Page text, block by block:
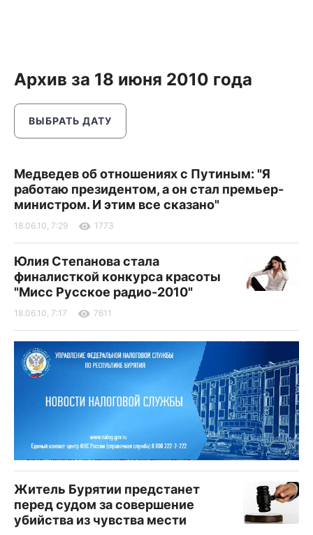
Архив за 18 июня 2010 года
ВЫБРАТЬ ДАТУ
Медведев об отношениях с Путиным: "Я
работаю президентом, а он стал премьер-
министром. И этим все сказано"
18.06.10, 7:29 1773
Юлия Степанова стала
финалисткой конкурса красоты
"Мисс Русское радио-2010"
18.06.10, 7:17 7611
Житель Бурятии предстанет
перед судом за совершение
убийства из чувства мести